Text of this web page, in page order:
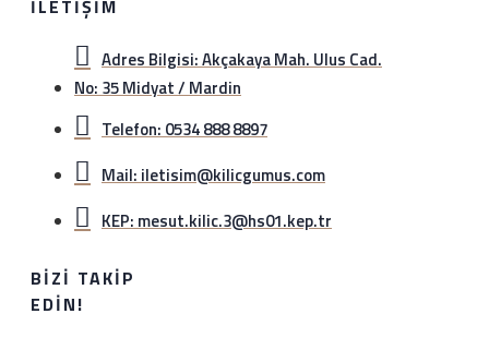
İLETIŞIM
Adres Bilgisi: Akçakaya Mah. Ulus Cad.
No: 35 Midyat / Mardin
Telefon: 0534 888 8897
Mail: iletisim@kilicgumus.com
KEP: mesut.kilic.3@hs01.kep.tr
BIZI TAKIP
EDIN!